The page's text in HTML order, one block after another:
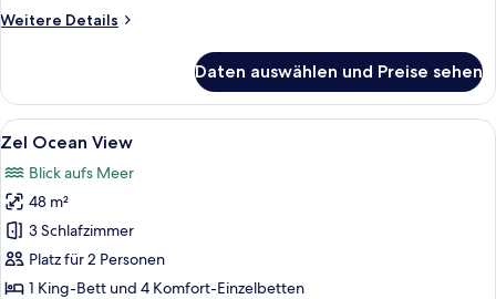
anzeigen
Weitere Details
Weitere
Suite
Ocean
View
Garden
Daten auswählen und Preise sehen
Alle
Fotos
für
Zel
Ocean
View
anzeigen
Ein Zimmer mit Bett, Schreibtisch,
6
Zel Ocean View
Blick aufs Meer
48 m²
3 Schlafzimmer
Platz für 2 Personen
1 King-Bett und 4 Komfort-Einzelbetten